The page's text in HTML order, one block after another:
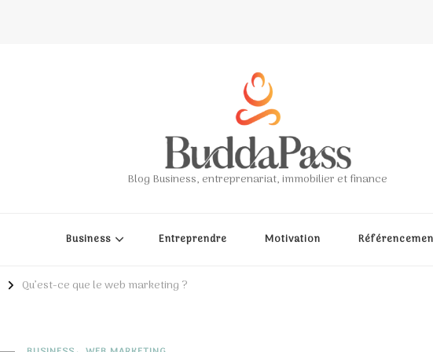
Blog Business, entreprenariat, immobilier et finance
Business Entreprendre Motivation
Qu’est-ce que le web marketing ?